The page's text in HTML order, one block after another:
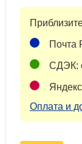
Почта
СДЭК:
Оплата и